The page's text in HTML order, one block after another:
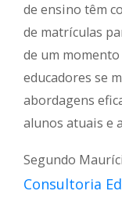
de ensino têm
de matrículas
de um
educadores se
abordagens
alunos atuais e
Segundo
Consultoria